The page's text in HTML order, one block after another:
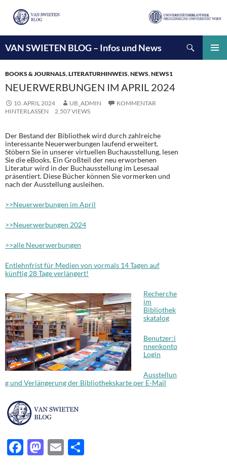
VAN SWIETEN BLOG – Infos und News
INHALT
SPRINGEN
BOOKS & JOURNALS,LITERATURHINWEIS,NEWS,NEWS1
NEUERWERBUNGEN IM APRIL 2024
10. APRIL 2024 UB_ADMIN
KOMMENTAR
HINTERLASSEN
2.507 VIEWS
Der Bestand der Bibliothek wird durch zahlreiche
interessante Neuerwerbungen laufend erweitert.
Stöbern Sie in unserer virtuellen Buchausstellung, lesen
Sie die eBooks. Ein Großteil der neu erworbenen
Literatur wird in der Buchausstellung im Lesesaal
präsentiert. Diese Bücher können Sie vormerken und
nach der Ausstellung ausleihen.
>>Neuerwerbungen im April
>>Neuerwerbungen 2024
>>alle Neuerwerbungen
Entlehnfrist für Medien von vormals 14 Tagen auf
künftig 28 Tage verlängert!
Recherche
im
Bibliothek
skatalog
Benutzer:i
nnenkonto
Login
Ausstellun
g und Verlängerung der Bibliothekskarte per E-Mail
F
M E